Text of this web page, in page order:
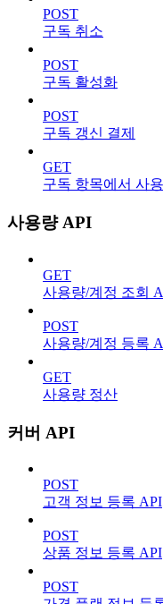
POST
구독 취소
POST
구독 활성화
POST
구독 갱신 결제
GET
구독 항목에서 사
사용량 API
GET
사용량/계정 조회
POST
사용량/계정 등록
GET
사용량 정산
커버 API
POST
고객 정보 등록 API
POST
상품 정보 등록 API
POST